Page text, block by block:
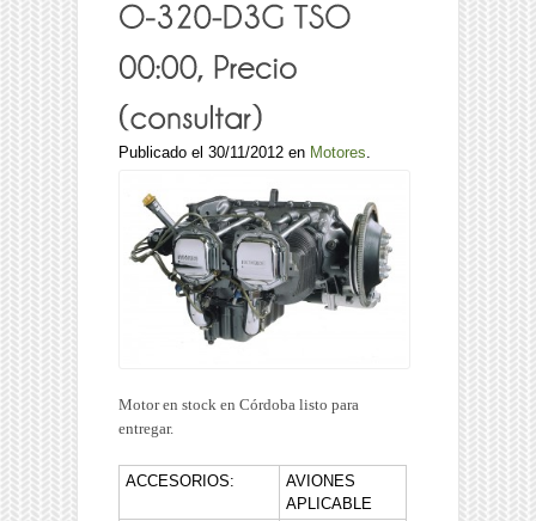
Publicado el 30/11/2012 en Motores.
Motor en stock en Córdoba listo para
entregar.
ACCESORIOS:
AVIONES
APLICABLE